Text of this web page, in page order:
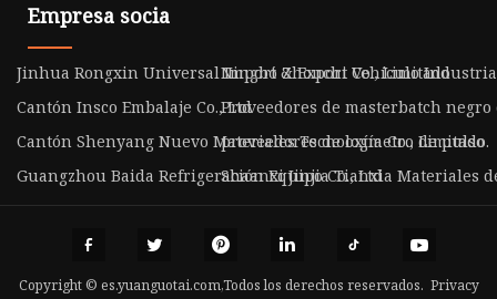
Empresa socia
Jinhua Rongxin Universal Import & Export Co., Limitado
Ningbó Zhouchi Vehículo Industria
Cantón Insco Embalaje Co., LtdProveedores de masterbatch negro
Cantón Shenyang Nuevo Materiales Tecnología Co., Limitado.
proveedores de oxímetro de pulso
Guangzhou Baida Refrigeración Equipo Co., Ltd
Shaanxi Jinjia Tianxia Materiales
Copyright © es.yuanguotai.com,Todos los derechos reservados. Privacy